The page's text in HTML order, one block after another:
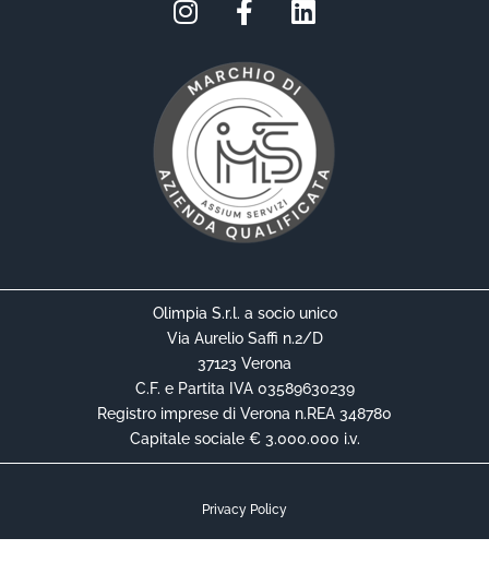
Olimpia S.r.l. a socio unico
Via Aurelio Saffi n.2/D
37123 Verona
C.F. e Partita IVA 03589630239
Registro imprese di Verona n.REA 348780
Capitale sociale € 3.000.000 i.v.
Privacy Policy